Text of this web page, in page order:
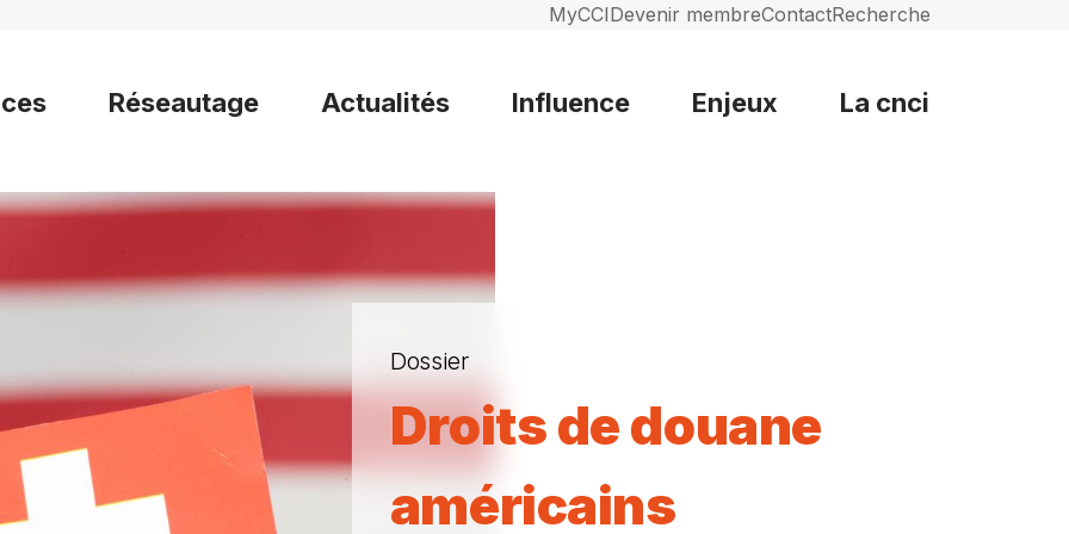
MyCCIDevenir membreContactRecherche
Réseautage Actualités Influence Enjeux La cnci
Dossier
Droits de douane
américains